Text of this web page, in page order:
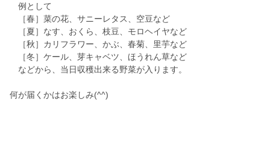
例として
［春］菜の花、サニーレタス、空豆など
［夏］なす、おくら、枝豆、モロヘイヤなど
［秋］カリフラワー、かぶ、春菊、里芋など
［冬］ケール、芽キャベツ、ほうれん草など
などから、当日収穫出来る野菜が入ります。
何が届くかはお楽しみ(^^)